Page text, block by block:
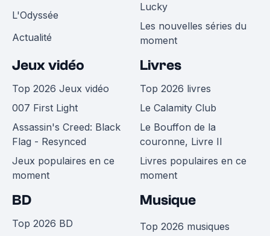
L'Odyssée
Actualité
Lucky
Les nouvelles séries du
moment
Jeux vidéo
Top 2026 Jeux vidéo
007 First Light
Assassin's Creed: Black
Flag - Resynced
Jeux populaires en ce
moment
Livres
Top 2026 livres
Le Calamity Club
Le Bouffon de la
couronne, Livre II
Livres populaires en ce
moment
BD
Top 2026 BD
Musique
Top 2026 musiques